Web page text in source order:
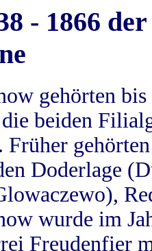
- 1866
gehörten
beiden
Früher
Doderlage
wurde im
Freudenfier